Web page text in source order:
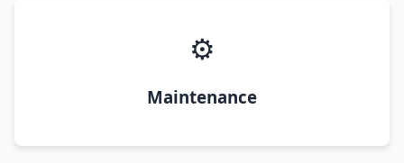
⚙️
Maintenance